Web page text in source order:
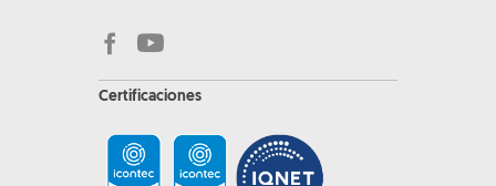
Certificaciones